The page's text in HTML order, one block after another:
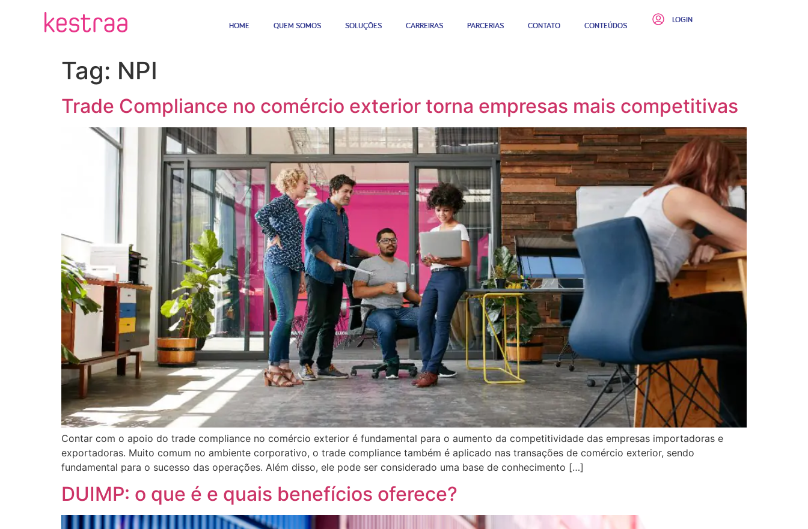
HOME QUEM SOMOS SOLUÇÕES CARREIRAS PARCERIAS CONTATO CONTEÚDOS
LOGIN
Tag: NPI
Trade Compliance no comércio exterior torna empresas mais competitivas
Contar com o apoio do trade compliance no comércio exterior é fundamental para o aumento da competitividade das empresas importadoras e
exportadoras. Muito comum no ambiente corporativo, o trade compliance também é aplicado nas transações de comércio exterior, sendo
fundamental para o sucesso das operações. Além disso, ele pode ser considerado uma base de conhecimento […]
DUIMP: o que é e quais benefícios oferece?